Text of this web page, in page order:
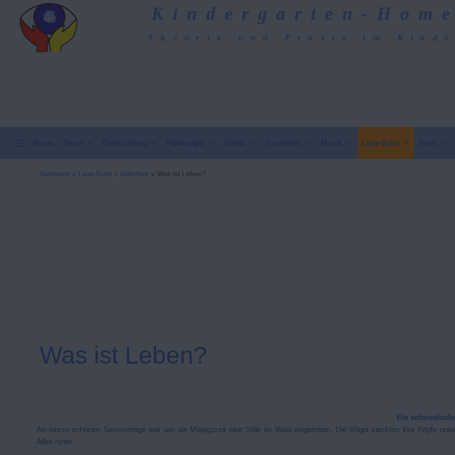
springen
Kindergarten-
Theorie und Praxis im
Lese-Ecke
Startseite » Lese-Ecke » Märchen » Was ist Leben?
Was ist Leben?
Ein
An einem schönen Sommertage war um die Mittagszeit eine Stille im Wald eingetreten. Die Vögel steckten ihre Köpfe
Alles ruhte.